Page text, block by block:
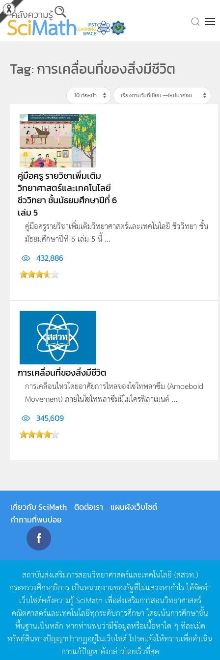
Skip to main content
Tag: การเคลื่อนที่ของสิ่งมีชีวิต
คู่มือครู รายวิชาเพิ่มเติม
วิทยาศาสตร์และเทคโนโลยี
ชีววิทยา ชั้นมัธยมศึกษาปีที่ 6
เล่ม 5
คู่มือครูรายวิชาเพิ่มเติมวิทยาศาสตร์และเทคโนโลยี ชีววิทยา ชั้น
มัธยมศึกษาปีที่ 6 เล่ม 5 นี้ ...
432,886
การเคลื่อนที่ของสิ่งมีชีวิต
การเคลื่อนไหวโดยอาศัยการไหลของไซโทพลาซึม (Amoeboid
Movement) ภายในไซโทพลาซึมมีไมโครฟิลาเมนต์ ...
345,609
เกี่ยวกับ SciMath ติดต่อเรา
แผนผังเว็บไซต์
คำถามที่พบบ่อย
สถาบันส่งเสริมการสอนวิทยาศาสตร์และเทคโนโลยี (สสวท.)
กระทรวงศึกษาธิการ เป็นหน่วยงานของรัฐที่ไม่แสวงหากำไรได้จัดทำ
เว็บไซต์คลังความรู้SciMath เพื่อส่งเสริมการสอนวิทยาศาสตร์
คณิตศาสตร์และเทคโนโลยีทุกระดับการศึกษา โดยเน้นการศึกษาขั้น
พื้นฐานเป็นหลัก หากท่านพบว่ามีข้อมูลหรือเนื้อหาใด ๆ ที่ละเมิด
ทรัพย์สินทางปัญญาปรากฏอยู่ในเว็บไซต์โปรดแจ้งให้ทราบเพื่อดำเนิน
การแก้ปัญหาดังกล่าวโดยเร็วที่สุด